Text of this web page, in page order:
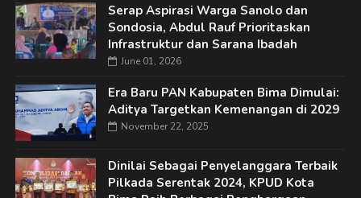
Serap Aspirasi Warga Sanolo dan
Sondosia, Abdul Rauf Prioritaskan
Infrastruktur dan Sarana Ibadah
June 01, 2026
Era Baru PAN Kabupaten Bima Dimulai:
Aditya Targetkan Kemenangan di 2029
November 22, 2025
Dinilai Sebagai Penyelanggara Terbaik
Pilkada Serentak 2024, KPUD Kota